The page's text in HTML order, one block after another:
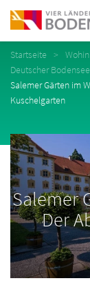
Startseite
Deutscher Bodensee
Salemer Gärten im
Kuschelgarten
Salemer
Der